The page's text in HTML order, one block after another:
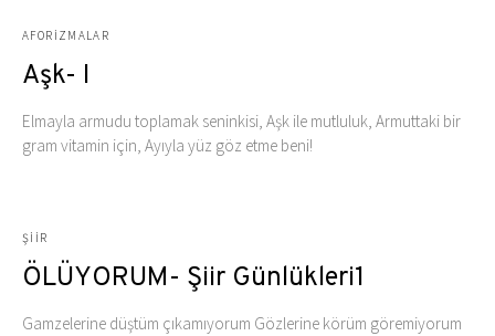
AFORIZMALAR
Aşk- I
Elmayla armudu toplamak seninkisi, Aşk ile mutluluk, Armuttaki bir
gram vitamin için, Ayıyla yüz göz etme beni!
ŞIIR
ÖLÜYORUM- Şiir Günlükleri1
Gamzelerine düştüm çıkamıyorum Gözlerine körüm göremiyorum